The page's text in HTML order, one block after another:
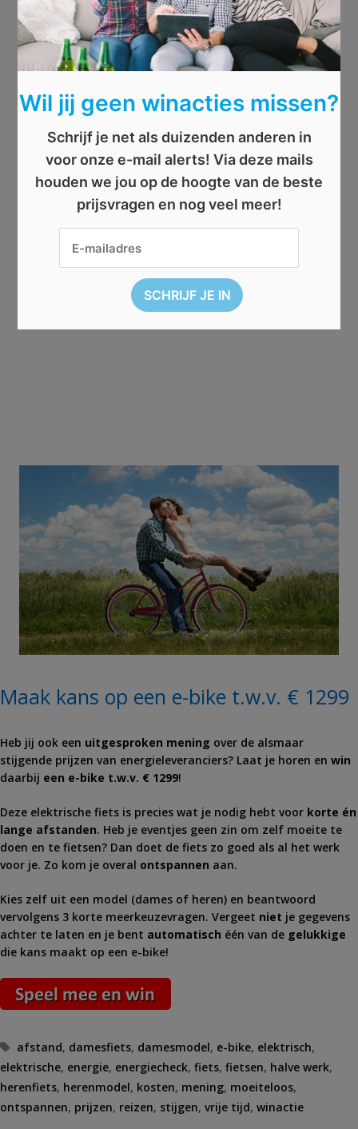
Maak kans op een e-bike t.w.v. € 1299
Heb jij ook een uitgesproken mening over de alsmaar
stijgende prijzen van energieleveranciers? Laat je horen en win
daarbij een e-bike t.w.v. € 1299!
Deze elektrische fiets is precies wat je nodig hebt voor korte én
lange afstanden. Heb je eventjes geen zin om zelf moeite te
doen en te fietsen? Dan doet de fiets zo goed als al het werk
voor je. Zo kom je overal ontspannen aan.
Kies zelf uit een model (dames of heren) en beantwoord
vervolgens 3 korte meerkeuzevragen. Vergeet niet je gegevens
achter te laten en je bent automatisch één van de gelukkige
die kans maakt op een e-bike!
Tags
afstand, damesfiets, damesmodel, e-bike, elektrisch,
elektrische, energie, energiecheck, fiets, fietsen, halve werk,
herenfiets, herenmodel, kosten, mening, moeiteloos,
ontspannen, prijzen, reizen, stijgen, vrije tijd, winactie
Wil jij geen winacties missen?
Schrijf je net als duizenden anderen in
voor onze e-mail alerts! Via deze mails
houden we jou op de hoogte van de beste
prijsvragen en nog veel meer!